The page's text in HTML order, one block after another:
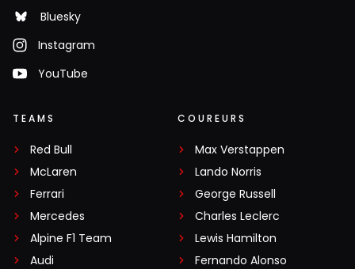
Bluesky
Instagram
YouTube
TEAMS
Red Bull
McLaren
Ferrari
Mercedes
Alpine F1 Team
Audi
COUREURS
Max Verstappen
Lando Norris
George Russell
Charles Leclerc
Lewis Hamilton
Fernando Alonso